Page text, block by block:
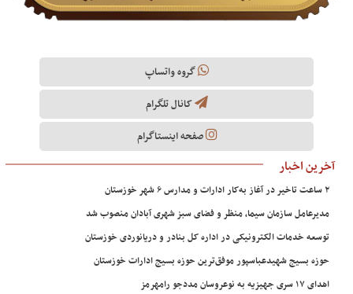
گروه واتساپ
کانال تلگرام
صفحه اینستاگرام
آخرین اخبار
۲ ساعت تاخیر در آغاز به‌کار ادارات و مدارس ۶ شهر خوزستان
مدیرعامل سازمان سیما، منظر و فضای سبز شهری آبادان منصوب شد
توسعه خدمات الکترونیکی در اداره کل بنادر و دریانوردی خوزستان
حوزه بسیج شهیدعباسپور موفق‌ترین حوزه بسیج ادارات خوزستان
اهدای ۱۷ سری جهیزیه به نوعروسان مددجو رامهرمز